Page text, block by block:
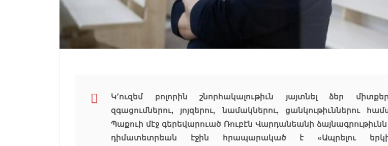
Կ՚ուզեմ բոլորին շնորհակալութիւն յայտնել ձեր
զգացումներու, յոյզերու, նամակներու, ցանկութիւններու
Պաքուի մէջ գերեվարուած Ռուբէն Վարդանեանի ձայնագրութիւնն
դիմատետրեան էջին հրապարակած է «Ապրելու